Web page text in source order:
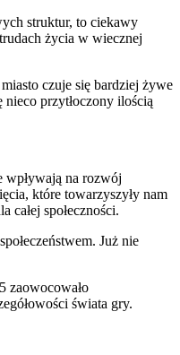
struktur, to ciekawy
życia w wiecznej
czuje się bardziej żywe
przytłoczony ilością
wpływają na rozwój
które towarzyszyły nam
społeczności.
Już nie
zaowocowało
świata gry.